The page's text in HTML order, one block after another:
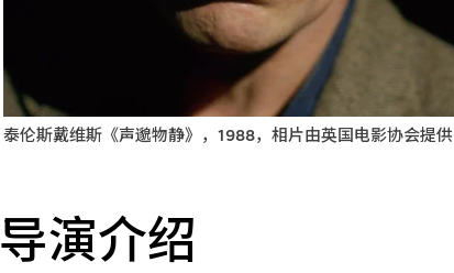
泰伦斯戴维斯《声邈物静》，1988，相片由英国电影协会提供
导演介绍